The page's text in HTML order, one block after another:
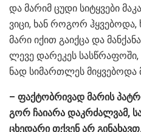
და მა­რიმ ცუდი სი­ტყვე­ბი
ვიცი, ხან რო­გორ ჰყვე­ბო­და,
მარი იქით გა­იქ­ცა და
ლე­ვე და­რე­კეს
ნად სი­მარ­თლეს მიყ­ვე­ბო­და
– ფაქ­ტობ­რი­ვად მა­რის
გორ ჩა­ი­ა­რა დაკ­რძალ­ვამ,
ცხე­და­რი თქვენ არ